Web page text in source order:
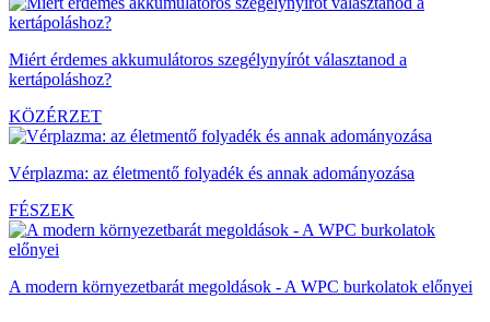
Miért érdemes akkumulátoros szegélynyírót választanod a
kertápoláshoz?
KÖZÉRZET
Vérplazma: az életmentő folyadék és annak adományozása
FÉSZEK
A modern környezetbarát megoldások - A WPC burkolatok előnyei